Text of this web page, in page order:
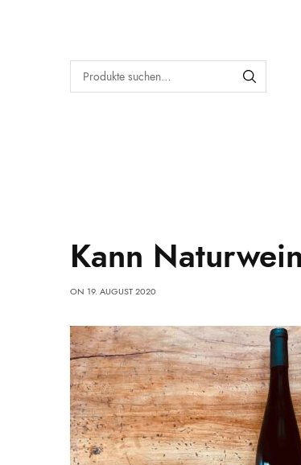
Kann
ON 19. AUGUST 2020